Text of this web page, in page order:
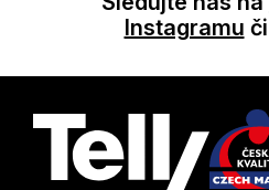
Instagramu či